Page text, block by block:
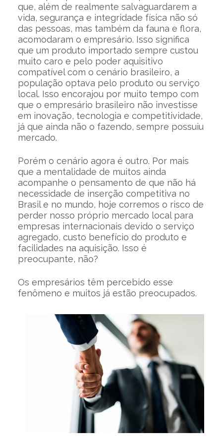
que, além de realmente salvaguardarem a
vida, segurança e integridade física não só
das pessoas, mas também da fauna e flora,
acomodaram o empresário. Isso significa
que um produto importado sempre custou
muito caro e pelo poder aquisitivo
compatível com o cenário brasileiro, a
população optava pelo produto ou serviço
local. Isso encorajou por muito tempo com
que o empresário brasileiro não investisse
em inovação, tecnologia e competitividade,
já que ainda não o fazendo, sempre possuiu
mercado.
Porém o cenário agora é outro. Por mais
que a mentalidade de muitos ainda
acompanhe o pensamento de que não há
necessidade de inserção competitiva no
Brasil e no mundo, hoje corremos o risco de
perder nosso próprio mercado local para
empresas internacionais devido o serviço
agregado, custo benefício do produto e
facilidades na aquisição. Isso é
preocupante, não?
Os empresários têm percebido esse
fenômeno e muitos já estão preocupados.